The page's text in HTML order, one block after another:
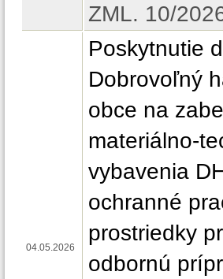
ZML. 10/
04.05.2026
Poskytnutie
Dobrovoľný
obce na
materiálno-
vybavenia
ochranné
prostriedky
odbornú